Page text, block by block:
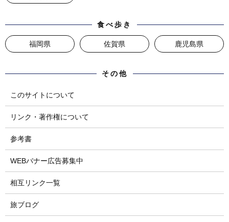
食べ歩き
福岡県 佐賀県 鹿児島県
その他
このサイトについて
リンク・著作権について
参考書
WEBバナー広告募集中
相互リンク一覧
旅ブログ